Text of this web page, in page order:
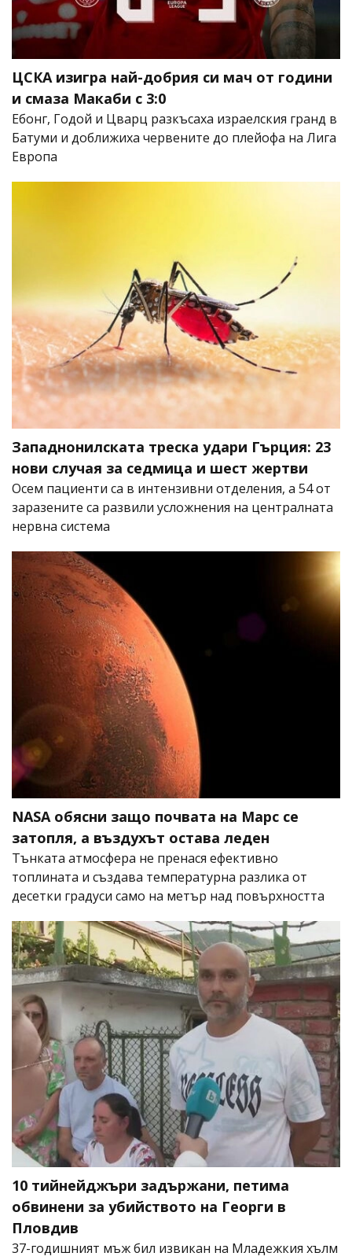
ЦСКА изигра най-добрия си мач от години
и смаза Макаби с 3:0
Ебонг, Годой и Цварц разкъсаха израелския гранд в
Батуми и доближиха червените до плейофа на Лига
Европа
Западнонилската треска удари Гърция: 23
нови случая за седмица и шест жертви
Осем пациенти са в интензивни отделения, а 54 от
заразените са развили усложнения на централната
нервна система
NASA обясни защо почвата на Марс се
затопля, а въздухът остава леден
Тънката атмосфера не пренася ефективно
топлината и създава температурна разлика от
десетки градуси само на метър над повърхността
10 тийнейджъри задържани, петима
обвинени за убийството на Георги в
Пловдив
37-годишният мъж бил извикан на Младежкия хълм